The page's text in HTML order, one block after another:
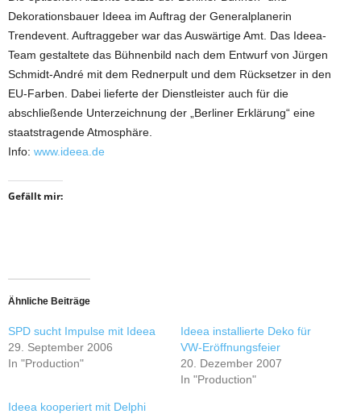
Dekorationsbauer Ideea im Auftrag der Generalplanerin
Trendevent. Auftraggeber war das Auswärtige Amt. Das Ideea-
Team gestaltete das Bühnenbild nach dem Entwurf von Jürgen
Schmidt-André mit dem Rednerpult und dem Rücksetzer in den
EU-Farben. Dabei lieferte der Dienstleister auch für die
abschließende Unterzeichnung der „Berliner Erklärung“ eine
staatstragende Atmosphäre.
Info: www.ideea.de
Gefällt mir:
Ähnliche Beiträge
SPD sucht Impulse mit Ideea
29. September 2006
In "Production"
Ideea installierte Deko für
VW-Eröffnungsfeier
20. Dezember 2007
In "Production"
Ideea kooperiert mit Delphi